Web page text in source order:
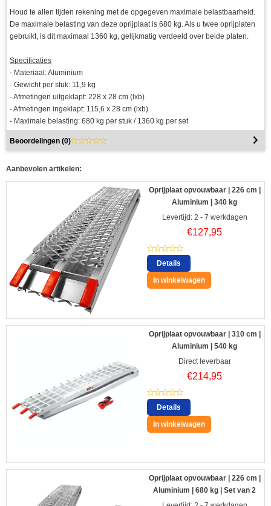
Houd te allen tijden rekening met de opgegeven maximale belastbaarheid.
De maximale belasting van deze oprijplaat is 680 kg. Als u twee oprijplaten
gebruikt, is dit maximaal 1360 kg, gelijkmatig verdeeld over beide platen.
Specificaties
- Materiaal: Aluminium
- Gewicht per stuk: 11,9 kg
- Afmetingen uitgeklapt: 228 x 28 cm (lxb)
- Afmetingen ingeklapt: 115,6 x 28 cm (lxb)
- Maximale belasting: 680 kg per stuk / 1360 kg per set
Beoordelingen (0)
Aanbevolen artikelen:
Oprijplaat opvouwbaar | 226 cm |
Aluminium | 340 kg
Levertijd: 2 - 7 werkdagen
€127,95
Details
In winkelwagen
Oprijplaat opvouwbaar | 310 cm |
Aluminium | 540 kg
Direct leverbaar
€214,95
Details
In winkelwagen
Oprijplaat opvouwbaar | 226 cm |
Aluminium | 680 kg | Set van 2